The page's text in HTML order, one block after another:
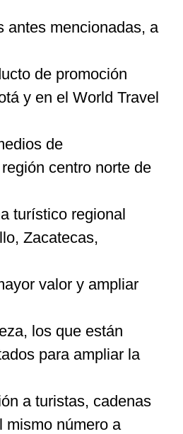
antes mencionadas, a
de promoción
y en el World Travel
de
centro norte de
turístico regional
Zacatecas,
valor y ampliar
los que están
para ampliar la
a turistas, cadenas
mismo número a